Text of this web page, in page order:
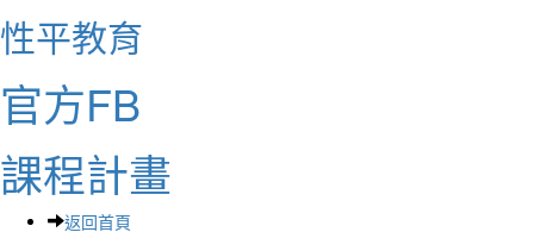
性平教育
官方FB
課程計畫
返回首頁